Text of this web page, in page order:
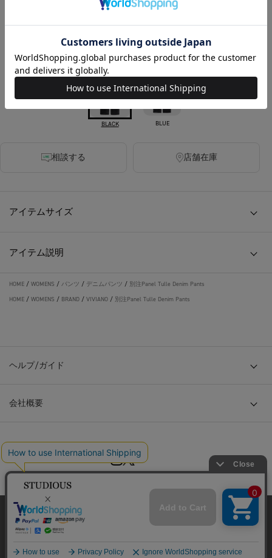
￥39,600
カラー
BLACK BLUE
相談する 店舗在庫
アイテムサイズ
アイテム説明
HOME / WOMENS / パンツ / デニムパンツ / 別注Panel Tulle Denim Pants
HOME / WOMENS / BRAND / VIVIANO / 別注Panel Tulle Denim Pants
ヘルプ/ガイド
会社概要
© TOKYO BASE CO., LTD
当サイトはクッキー(cookie)を使用します。クッキーはサイト内
の一部の機能および、サイトの使用状況の分析からマーケティ
ング活動に利用することを目的としています。
プライバシーポリシーはこちら